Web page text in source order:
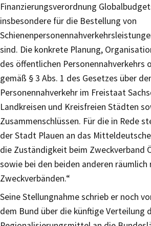
Finanzierungsverordnung
insbesondere für die Bestellung von
sind. Die konkrete Planung,
des öffentlichen Personennahverkehrs
gemäß § 3 Abs. 1 des Gesetzes über
Personennahverkehr im Freistaat
Landkreisen und Kreisfreien Städten
Zusammenschlüssen. Für die in Rede
der Stadt Plauen an das
die Zuständigkeit beim Zweckverband
sowie bei den beiden anderen räumlich
Zweckverbänden.“
Seine Stellungnahme schrieb er noch
dem Bund über die künftige Verteilung